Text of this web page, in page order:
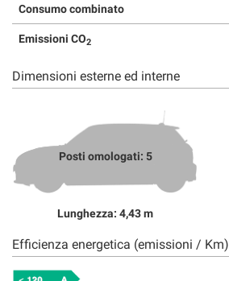
Consumo combinato
Emissioni CO2
Dimensioni esterne ed interne
Posti omologati: 5
Lunghezza: 4,43 m
Efficienza energetica (emissioni / Km)